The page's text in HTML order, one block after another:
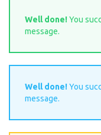
Well done!You
message.
Well done!You
message.